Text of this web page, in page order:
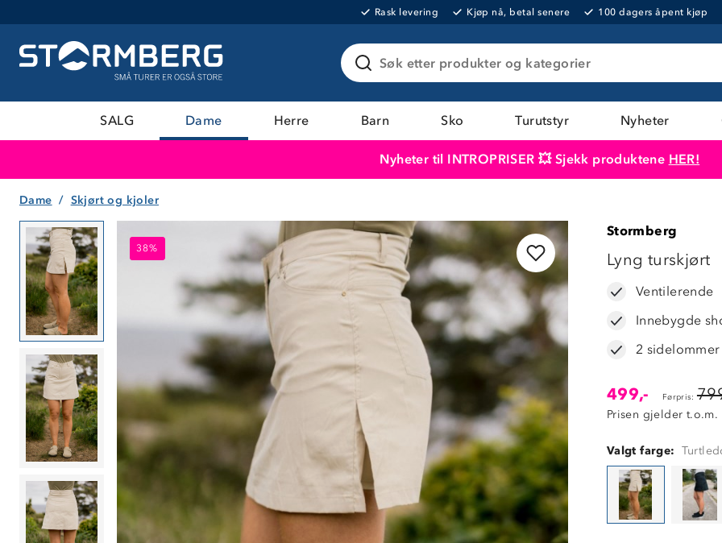
Rask levering Kjøp nå, betal senere 100 dagers åpent kjøp
Søk etter produkter og kategorier
SALG Dame Herre Barn Sko Turutstyr Nyheter
Nyheter til INTROPRISER 💥 Sjekk produktene HER!
Dame Skjørt og kjoler
38%
38%
Stormberg
Lyng turskjørt
Ventilerende
Innebygde
2 sidelommer
499,- Førpris:
Prisen gjelder
Valgt farge: